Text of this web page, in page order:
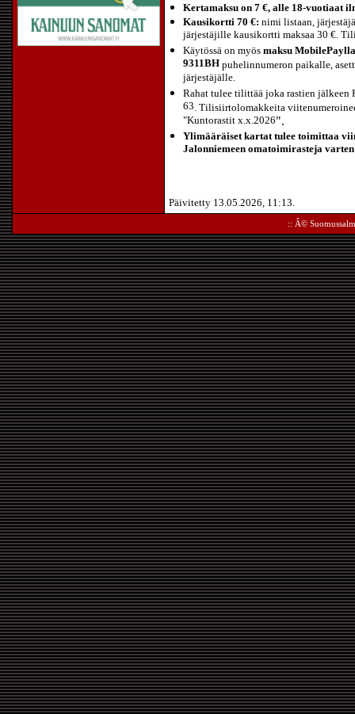
Kertamaksu on 7 €, alle 18-vuotiaat
Kausikortti 70 €: nimi listaan,
järjestäjille kausikortti maksaa 30 €.
Käytössä on myös maksu MobilePaylla
9311BH puhelinnumeron paikalle,
järjestäjälle.
Rahat tulee tilittää joka rastien
63. Tilisiirtolomakkeita
"Kuntorastit x.x.2026".
Ylimääräiset kartat tulee toimittaa
Jalonniemeen omatoimirasteja varten
Päivitetty 13.05.2026, 11:13.
:: Â©